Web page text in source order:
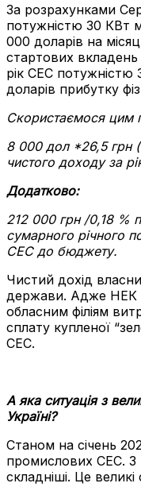
За розрахунками
потужністю 30 КВт
000 доларів на
стартових
рік СЕС
доларів прибутку
Скористаємося цим
8 000 дол *26,5 грн
чистого доходу за
Додатково:
212 000 грн /0,18 %
сумарного річного
СЕС до бюджету.
Чистий дохід
держави. Адже НЕК
обласним філіям
сплату купленої
СЕС.
А яка ситуація з
Україні?
Станом на січень
промислових СЕС. З
складніші. Це великі